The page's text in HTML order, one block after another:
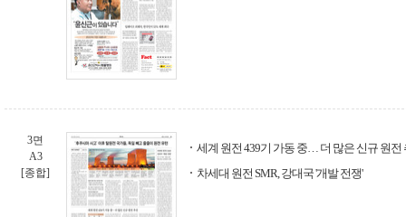
3면
A3
[종합]
세계 원전 439기 가동 중… 더 많은 신규 원전
차세대 원전 SMR, 강대국 '개발 전쟁'